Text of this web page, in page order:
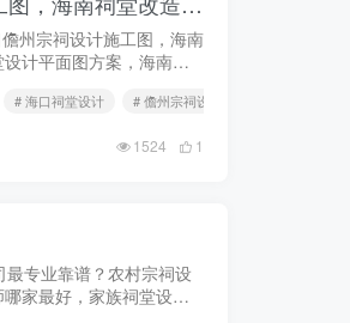
州宗祠设计施工图，海南
计平面图方案，海南家
祠改...
# 海口祠堂设计 # 儋州宗祠设计
1524 1
专业靠谱？农村宗祠设
家最好，家族祠堂设计